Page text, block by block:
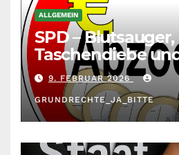
ALLGEMEIN
SPD – Blutsauger,
Taschendiebe
unberechenbar
9. FEBRUAR 2026
GRUNDRECHTE_JA_BITTE